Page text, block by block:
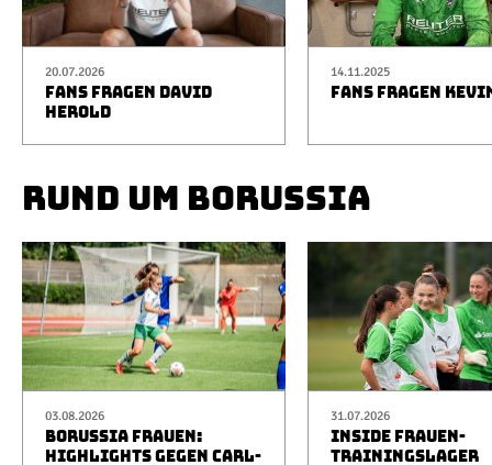
20.07.2026
FANS FRAGEN DAVID
HEROLD
14.11.2025
FANS FRAGEN
RUND UM BORUSSIA
03.08.2026
BORUSSIA FRAUEN:
HIGHLIGHTS GEGEN CARL-
31.07.2026
INSIDE FRAUEN-
TRAININGSLAGER